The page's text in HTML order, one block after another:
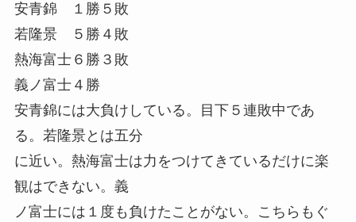
安青錦 １勝５敗
若隆景 ５勝４敗
熱海富士６勝３敗
義ノ富士４勝
安青錦には大負けしている。目下５連敗中であ
る。若隆景とは五分
に近い。熱海富士は力をつけてきているだけに楽
観はできない。義
ノ富士には１度も負けたことがない。こちらもぐ